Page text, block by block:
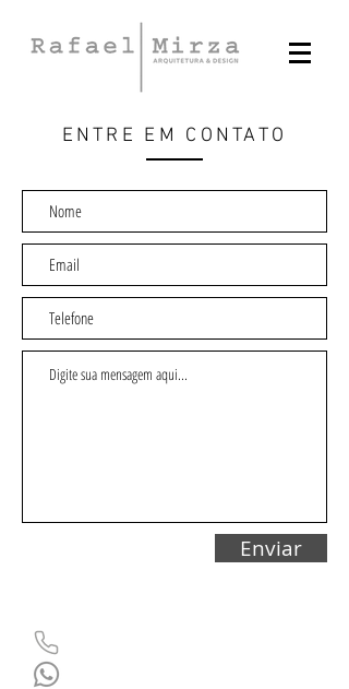
ENTRE EM CONTATO
Enviar